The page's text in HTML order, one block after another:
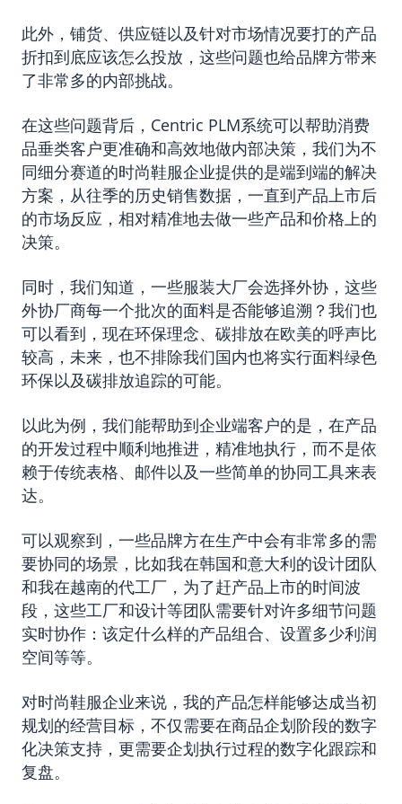
此外，铺货、供应链以及针对市场情况要打的产品
折扣到底应该怎么投放，这些问题也给品牌方带来
了非常多的内部挑战。
在这些问题背后，Centric PLM系统可以帮助消费
品垂类客户更准确和高效地做内部决策，我们为不
同细分赛道的时尚鞋服企业提供的是端到端的解决
方案，从往季的历史销售数据，一直到产品上市后
的市场反应，相对精准地去做一些产品和价格上的
决策。
同时，我们知道，一些服装大厂会选择外协，这些
外协厂商每一个批次的面料是否能够追溯？我们也
可以看到，现在环保理念、碳排放在欧美的呼声比
较高，未来，也不排除我们国内也将实行面料绿色
环保以及碳排放追踪的可能。
以此为例，我们能帮助到企业端客户的是，在产品
的开发过程中顺利地推进，精准地执行，而不是依
赖于传统表格、邮件以及一些简单的协同工具来表
达。
可以观察到，一些品牌方在生产中会有非常多的需
要协同的场景，比如我在韩国和意大利的设计团队
和我在越南的代工厂，为了赶产品上市的时间波
段，这些工厂和设计等团队需要针对许多细节问题
实时协作：该定什么样的产品组合、设置多少利润
空间等等。
对时尚鞋服企业来说，我的产品怎样能够达成当初
规划的经营目标，不仅需要在商品企划阶段的数字
化决策支持，更需要企划执行过程的数字化跟踪和
复盘。